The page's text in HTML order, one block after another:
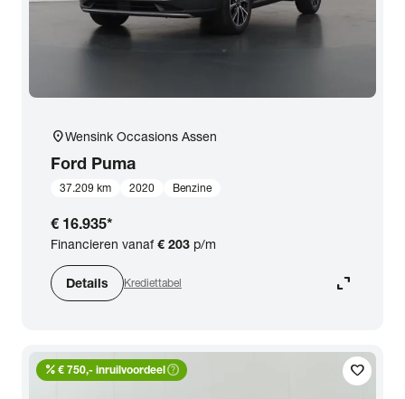
location_onWensink Occasions Assen
Ford Puma
37.209 km 2020 Benzine
€ 16.935*
Financieren vanaf€ 203 p/m
Details Krediettabel expand_content
favorite
percent € 750,- inruilvoordeelhelp_outline